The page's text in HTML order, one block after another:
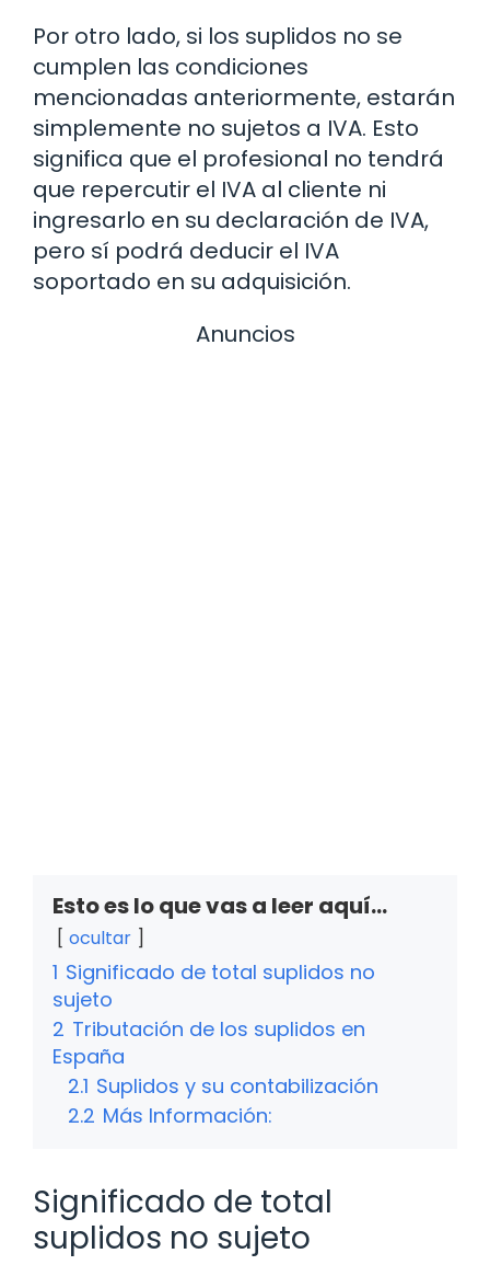
Por otro lado, si los suplidos no se
cumplen las condiciones
mencionadas anteriormente, estarán
simplemente no sujetos a IVA. Esto
significa que el profesional no tendrá
que repercutir el IVA al cliente ni
ingresarlo en su declaración de IVA,
pero sí podrá deducir el IVA
soportado en su adquisición.
Anuncios
Esto es lo que vas a leer aquí...
ocultar
1 Significado de total suplidos no
sujeto
2 Tributación de los suplidos en
España
2.1 Suplidos y su contabilización
2.2 Más Información:
Significado de total
suplidos no sujeto